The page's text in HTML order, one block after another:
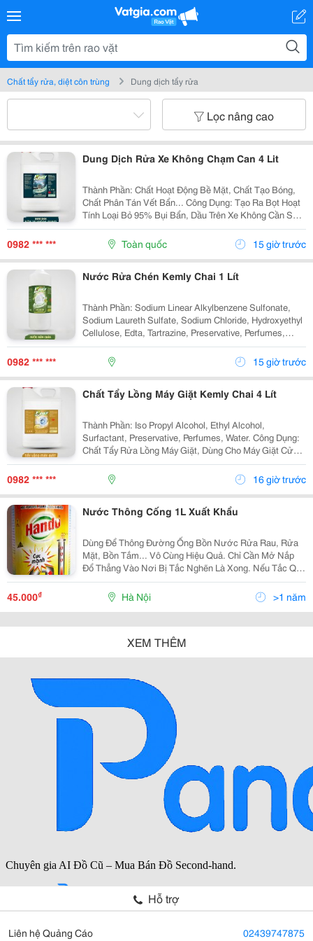
Chất tẩy rửa, diệt côn trùng Dung dịch tẩy rửa
Lọc nâng cao
Dung Dịch Rửa Xe Không Chạm Can 4 Lit
Thành Phần: Chất Hoạt Động Bề Mặt, Chất Tạo Bóng,
Chất Phân Tán Vết Bẩn... Công Dụng: Tạo Ra Bọt Hoạt
Tính Loại Bỏ 95% Bụi Bẩn, Dầu Trên Xe Không Cần Sử
Dụng Giẻ Cọ, Bàn Chải Mà Vẫn Để Lại Bề Mặt Sạch Và
Sang Bóng Cho Xe Trong. Sản Phẩm Nguyên Liệu...
0982 *** *** Toàn quốc 15 giờ trước
Nước Rửa Chén Kemly Chai 1 Lít
Thành Phần: Sodium Linear Alkylbenzene Sulfonate,
Sodium Laureth Sulfate, Sodium Chloride, Hydroxyethyl
Cellulose, Edta, Tartrazine, Preservative, Perfumes,
Water. Công Dụng: Tẩy Sạch Dầu Mỡ Trên Chén, Đĩa Và
Cả Đồ Nhựa. Cách Dùng: - Pha Loãng...
0982 *** *** 15 giờ trước
Chất Tẩy Lồng Máy Giặt Kemly Chai 4 Lít
Thành Phần: Iso Propyl Alcohol, Ethyl Alcohol,
Surfactant, Preservative, Perfumes, Water. Công Dụng:
Chất Tẩy Rửa Lồng Máy Giặt, Dùng Cho Máy Giặt Cửa
Trên, Máy Giặt Cửa Trước. Cách Dùng: Sử Dụng Từ 5-
10 Gam/Lít. Nếu Máy Giặt 7 Kg Thì Chọn Mức...
0982 *** *** 16 giờ trước
Nước Thông Cống 1L Xuất Khẩu
Dùng Để Thông Đường Ống Bồn Nước Rửa Rau, Rửa
Mặt, Bồn Tắm... Vô Cùng Hiệu Quả. Chỉ Cần Mở Nắp
Đổ Thẳng Vào Nơi Bị Tắc Nghẽn Là Xong. Nếu Tắc Quá
Nhiều Có Thể Dùng 2 Chai. Nên Đổ Vào Buổi Tối Trước
Kh Thông Tin Mua Hàng Công Ty Cổ Phần Thương
45.000₫ Hà Nội >1 năm
XEM THÊM
Hỗ trợ
Liên hệ Quảng Cáo 02439747875